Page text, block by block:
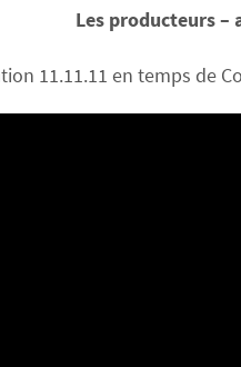
Les producteurs –
11.11.11 en temps de